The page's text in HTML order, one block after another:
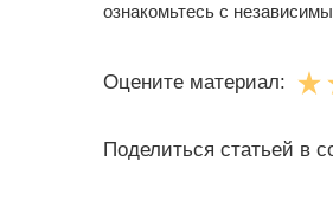
ознакомьтесь с
Оцените материал:
Поделиться статьей в